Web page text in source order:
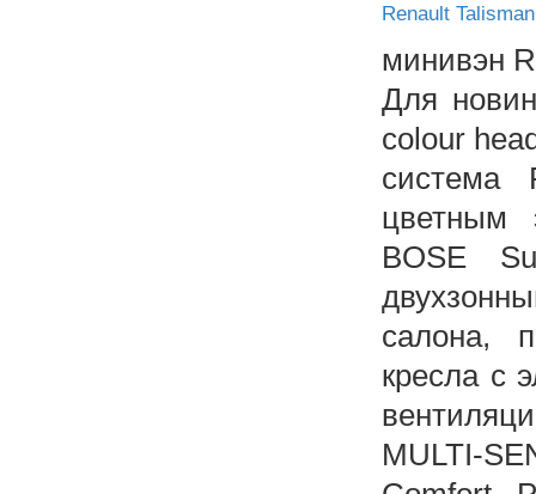
Renault
минивэн
Для
colour
система
цветным
BOSE
салона,
кресла с
MULTI-